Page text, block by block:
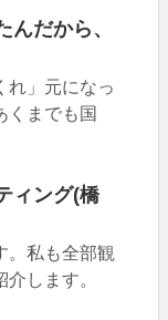
だから、
れ」元になっ
くまでも国
ィング(橋
。私も全部観
します。